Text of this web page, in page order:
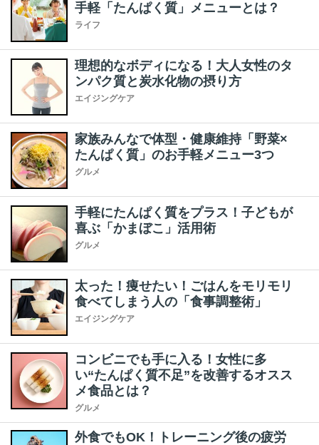
手軽「たんぱく質」メニューとは？
ライフ
理想的なボディになる！大人女性のタ
ンパク質と炭水化物の摂り方
エイジングケア
家族みんなで体型・健康維持「野菜×
たんぱく質」のお手軽メニュー3つ
グルメ
手軽にたんぱく質をプラス！子どもが
喜ぶ「かまぼこ」活用術
グルメ
太った！痩せたい！ごはんをモリモリ
食べてしまう人の「食事調整術」
エイジングケア
コンビニでも手に入る！女性に多
い“たんぱく質不足”を改善するオスス
メ食品とは？
グルメ
外食でもOK！トレーニング後の疲労